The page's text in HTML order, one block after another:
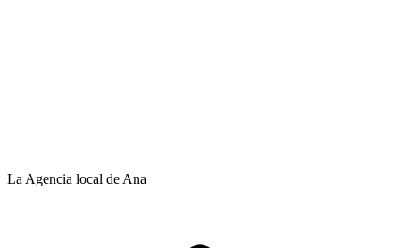
La Agencia local de Ana